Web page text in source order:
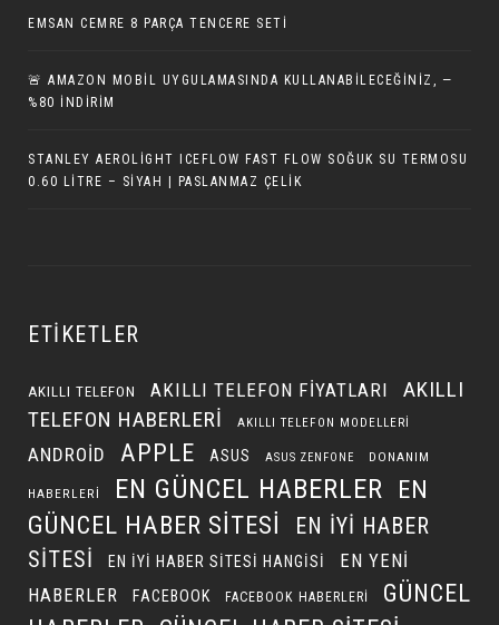
EMSAN CEMRE 8 PARÇA TENCERE SETI
🚨 AMAZON MOBIL UYGULAMASINDA KULLANABILECEĞINIZ, —
%80 İNDIRIM
STANLEY AEROLIGHT ICEFLOW FAST FLOW SOĞUK SU TERMOSU
0.60 LITRE – SIYAH | PASLANMAZ ÇELIK
ETIKETLER
AKILLI TELEFON AKILLI TELEFON FIYATLARI
AKILLI
TELEFON HABERLERI
AKILLI TELEFON MODELLERI
ANDROID APPLE ASUS ASUS ZENFONE DONANIM
HABERLERI EN GÜNCEL HABERLER
EN
GÜNCEL HABER SITESI
EN IYI HABER
SITESI
EN IYI HABER SITESI HANGISI
EN YENI
HABERLER
FACEBOOK FACEBOOK HABERLERI
GÜNCEL